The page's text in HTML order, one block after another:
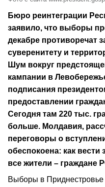
Бюро реинтеграции
заявило, что выборы
декабре противоречат
суверенитету и
Шум вокруг
кампании в
подписания
предоставлении
Сегодня там 220 тыс.
больше. Молдавия,
переговоры о
обеспокоена: как вести
все жители – граждане
Выборы в Приднестровье